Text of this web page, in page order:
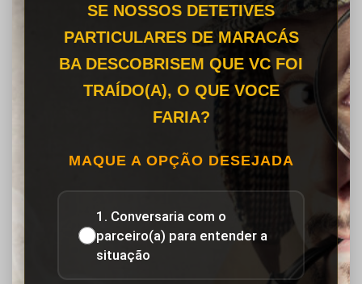
SE NOSSOS DETETIVES
PARTICULARES DE MARACÁS
BA DESCOBRISEM QUE VC FOI
TRAÍDO(A), O QUE VOCE
FARIA?
MAQUE A OPÇÃO DESEJADA
1. Conversaria com o
parceiro(a) para entender a
situação